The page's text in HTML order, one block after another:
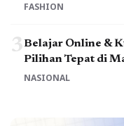
FASHION
3Belajar Online &
Pilihan Tepat di
NASIONAL